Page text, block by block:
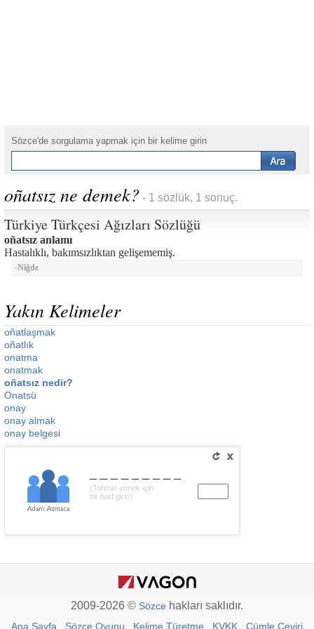
Sözce'de sorgulama yapmak için bir kelime girin
oñatsız ne demek? - 1 sözlük, 1 sonuç.
Türkiye Türkçesi Ağızları Sözlüğü
oñatsız anlamı
Hastalıklı, bakımsızlıktan gelişememiş.
-Niğde
Yakın Kelimeler
oñatlaşmak
oñatlık
onatma
onatmak
oñatsız nedir?
Onatsü
onay
onay almak
onay belgesi
(Tahmin etmek için
bir harf girin)
2009-2026 © Sözce hakları saklıdır.
Ana Sayfa Sözce Oyunu Kelime Türetme KVKK Cümle Çeviri